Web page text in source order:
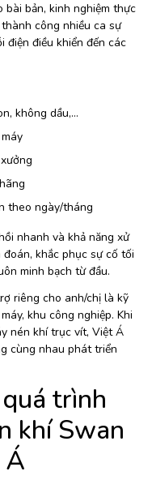
bản, kinh nghiệm thực
công nhiều ca sự
điện điều khiển đến các
không dầu,…
theo ngày/tháng
nhanh và khả năng xử
khắc phục sự cố tối
minh bạch từ đầu.
riêng cho anh/chị là kỹ
khu công nghiệp. Khi
nén khí trục vít, Việt Á
cùng nhau phát triển
trình
khí Swan
Á